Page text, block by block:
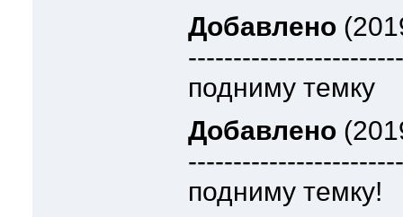
Добавлено
подниму темку
Добавлено
подниму темку!